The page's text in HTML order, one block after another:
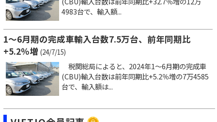
4983台で、輸入額...
1～6月期の完成車輸入台数7.5万台、前年同期比
+5.2％増 (24/7/15)
税関総局によると、2024年1～6月期の完成車
(CBU)輸入台数は前年同期比+5.2％増の7万4585
台で、輸入額は...